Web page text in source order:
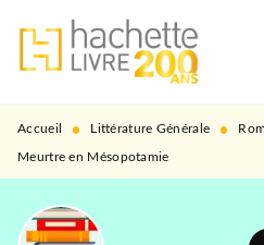
MENU RECHERCHE
PIED DE PAGE
Accueil • Littérature Générale •
Meurtre en Mésopotamie